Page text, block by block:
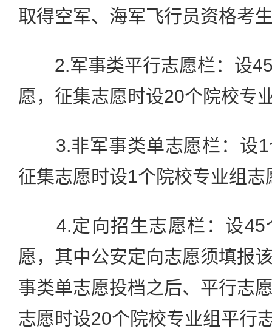
取得空军、海军飞行员资格考
2.军事类平行志愿栏：设45
愿，征集志愿时设20个院校专
3.非军事类单志愿栏：设1
征集志愿时设1个院校专业组志
4.定向招生志愿栏：设45
愿，其中公安定向志愿须填报
事类单志愿投档之后、平行志
志愿时设20个院校专业组平行